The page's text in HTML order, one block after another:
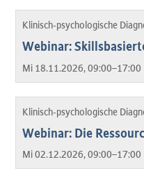
Klinisch-psychologische
Webinar:
Mi 18.11.2026,
Klinisch-psychologische
Webinar: Die
Mi 02.12.2026,